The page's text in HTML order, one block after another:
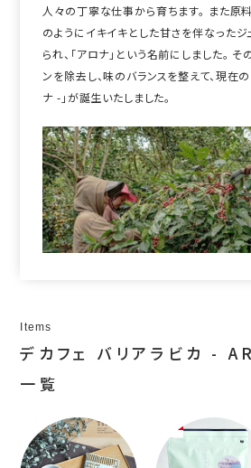
人々の丁寧な仕事から育ちます。 また原
のようにイキイキとした甘さを伴なった
られ、「アロナ」という名前にしました。 そ
ンを除去し、味のバランスを整えて、現在
ナ -」が誕生いたしました。
Items
デカフェ バリアラビカ -
一覧